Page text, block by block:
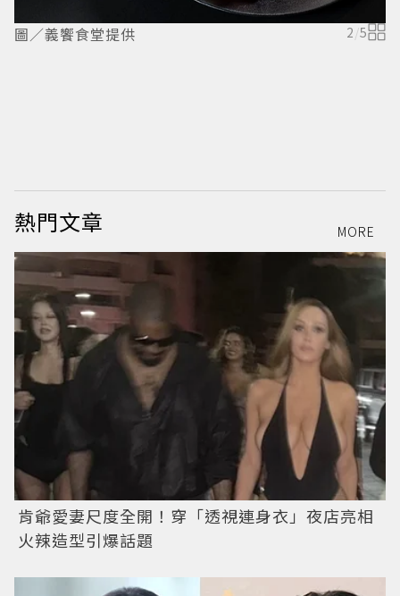
圖／義饗食堂提供 2/5
熱門文章 MORE
肯爺愛妻尺度全開！穿「透視連身衣」夜店亮相
火辣造型引爆話題